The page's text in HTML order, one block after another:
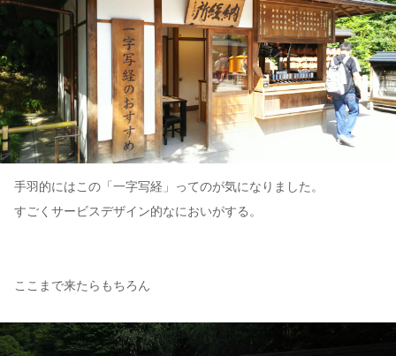
手羽的にはこの「一字写経」ってのが気になりました。
すごくサービスデザイン的なにおいがする。
ここまで来たらもちろん